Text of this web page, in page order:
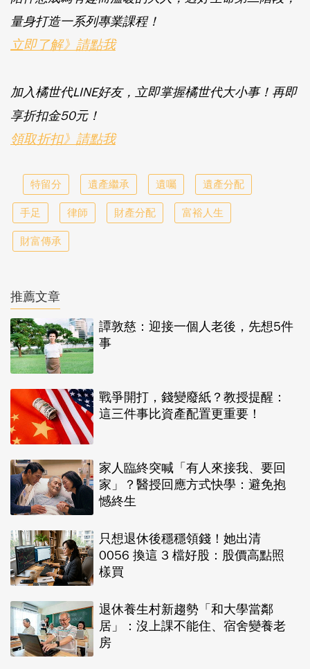
量身打造一系列專業課程！
立即了解》請點我
加入橘世代LINE好友，立即掌握橘世代大小事！再即
享折扣金50元！
領取折扣》請點我
特留分 遺產繼承 遺囑 遺產分配
手足 律師 財產分配 富裕人生
財富傳承
推薦文章
譚敦慈：迎接一個人老後，先想5件
事
戰爭開打，錢變廢紙？教授提醒：
這三件事比資產配置更重要！
家人臨終突喊「有人來接我、要回
家」？醫授回應方式快學：避免抱
憾終生
只想退休後穩穩領錢！她出清
0056 換這 3 檔好股：股價高點照
樣買
退休養生村新趨勢「和大學當鄰
居」：沒上課不能住、宿舍變養老
房